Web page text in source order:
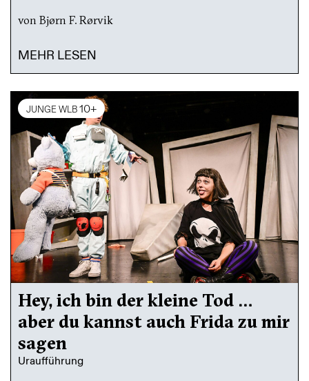
von Bjørn F. Rørvik
MEHR LESEN
JUNGE WLB10+
Hey, ich bin der kleine Tod …
aber du kannst auch Frida zu mir
sagen
Uraufführung